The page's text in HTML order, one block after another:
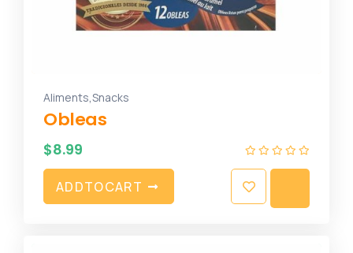
Aliments,Snacks
Obleas
$8.99
ADDTOCART